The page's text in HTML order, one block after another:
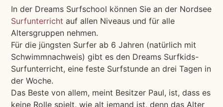
In der Dreams Surfschool können Sie an der Nordsee
Surfunterricht auf allen Niveaus und für alle
Altersgruppen nehmen.
Für die jüngsten Surfer ab 6 Jahren (natürlich mit
Schwimmnachweis) gibt es den Dreams Surfkids-
Surfunterricht, eine feste Surfstunde an drei Tagen in
der Woche.
Das Beste von allem, meint Besitzer Paul, ist, dass es
keine Rolle spielt, wie alt jemand ist, denn das Alter